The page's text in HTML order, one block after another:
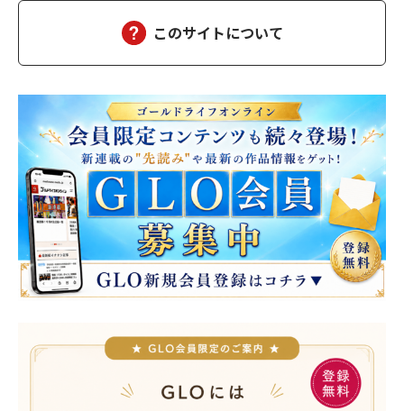
ふふ」「母さんだって、二個食べただろう」「あら、…
このサイトについて